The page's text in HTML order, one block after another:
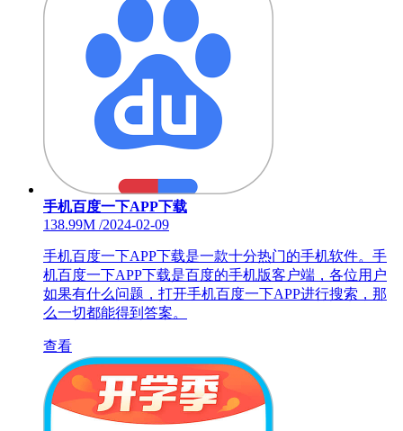
手机百度一下APP下载
138.99M /2024-02-09
手机百度一下APP下载是一款十分热门的手机软件。手
机百度一下APP下载是百度的手机版客户端，各位用户
如果有什么问题，打开手机百度一下APP进行搜索，那
么一切都能得到答案。
查看